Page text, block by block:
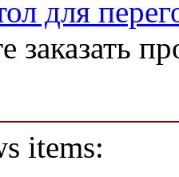
для
заказать
items: